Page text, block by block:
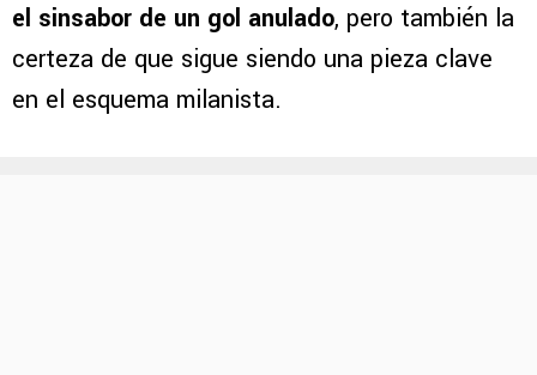
el sinsabor de un gol anulado, pero también la
certeza de que sigue siendo una pieza clave
en el esquema milanista.